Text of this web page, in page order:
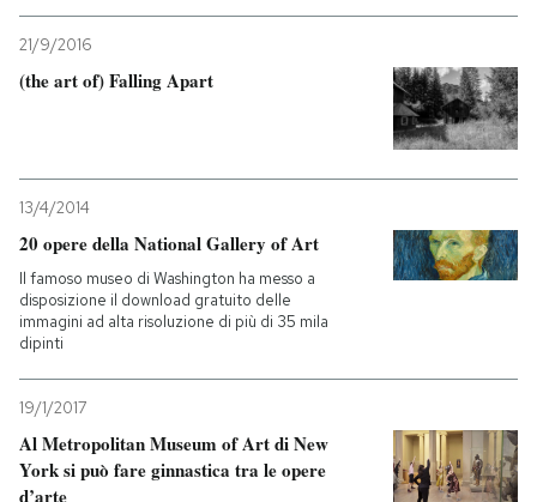
21/9/2016
(the art of) Falling Apart
13/4/2014
20 opere della National Gallery of Art
Il famoso museo di Washington ha messo a
disposizione il download gratuito delle
immagini ad alta risoluzione di più di 35 mila
dipinti
19/1/2017
Al Metropolitan Museum of Art di New
York si può fare ginnastica tra le opere
d’arte